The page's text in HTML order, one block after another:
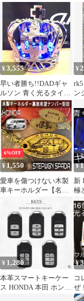
¥3,555
早い者勝ち!!DADギャ
ルソン 青く光るタイプ
クラウンUSB電源コー
ド
¥
ン
6%OFF
¥1,550
愛車を傷つけない木製
車キーホルダー【名入
れナンバー刻印無料】
ホンダ ステップワゴン
SPADA スパーダ
HONDA
¥
新
極
プ
¥ 1,280
本革スマートキーケー
ス HONDA 本田 ホンダ
¥
コ
ぜ
色